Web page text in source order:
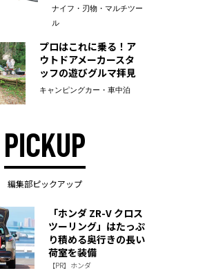
ナイフ・刃物・マルチツー
ル
プロはこれに乗る！ア
ウトドアメーカースタ
ッフの遊びグルマ拝見
キャンピングカー・車中泊
PICKUP
編集部ピックアップ
「ホンダ ZR-V クロス
ツーリング」はたっぷ
り積める奥行きの長い
荷室を装備
【PR】ホンダ